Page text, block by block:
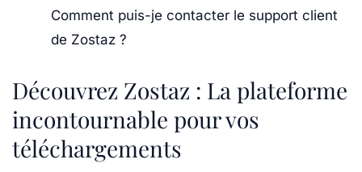
Comment puis-je contacter le support client
de Zostaz ?
Découvrez Zostaz : La plateforme
incontournable pour vos
téléchargements